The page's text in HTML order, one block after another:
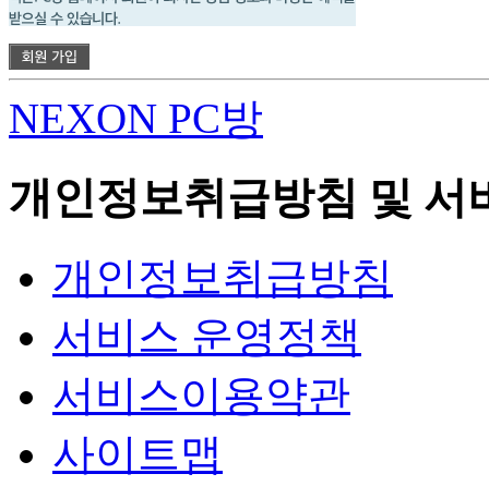
NEXON PC방
개인정보취급방침 및 서
개인정보취급방침
서비스 운영정책
서비스이용약관
사이트맵